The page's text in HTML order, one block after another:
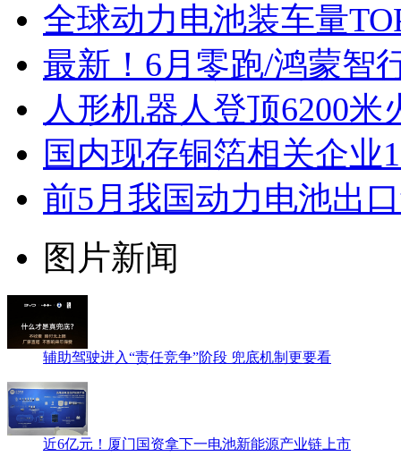
全球动力电池装车量
最新！6月零跑/鸿蒙智
人形机器人登顶6200
国内现存铜箔相关企业
前5月我国动力电池出
图片新闻
辅助驾驶进入“责任竞争”阶段 兜底机制更要看
近6亿元！厦门国资拿下一电池新能源产业链上市